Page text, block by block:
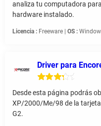
analiza tu computadora
hardware instalado.
Licencia : Freeware | OS :
Driver para
Desde esta página podrás
XP/2000/Me/98 de la tarjeta
G2.